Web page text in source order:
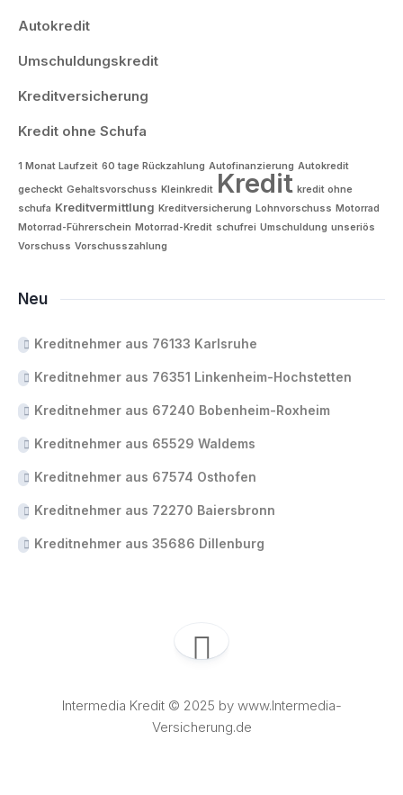
Autokredit
Umschuldungskredit
Kreditversicherung
Kredit ohne Schufa
1 Monat Laufzeit 60 tage Rückzahlung Autofinanzierung Autokredit
gecheckt Gehaltsvorschuss Kleinkredit Kredit kredit ohne
schufa Kreditvermittlung Kreditversicherung Lohnvorschuss Motorrad
Motorrad-Führerschein Motorrad-Kredit schufrei Umschuldung unseriös
Vorschuss Vorschusszahlung
Neu
Kreditnehmer aus 76133 Karlsruhe
Kreditnehmer aus 76351 Linkenheim-Hochstetten
Kreditnehmer aus 67240 Bobenheim-Roxheim
Kreditnehmer aus 65529 Waldems
Kreditnehmer aus 67574 Osthofen
Kreditnehmer aus 72270 Baiersbronn
Kreditnehmer aus 35686 Dillenburg
Intermedia Kredit © 2025 by www.Intermedia-
Versicherung.de